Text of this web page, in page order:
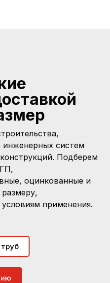
инженерных систем
Подберем
оцинкованные и
применения.